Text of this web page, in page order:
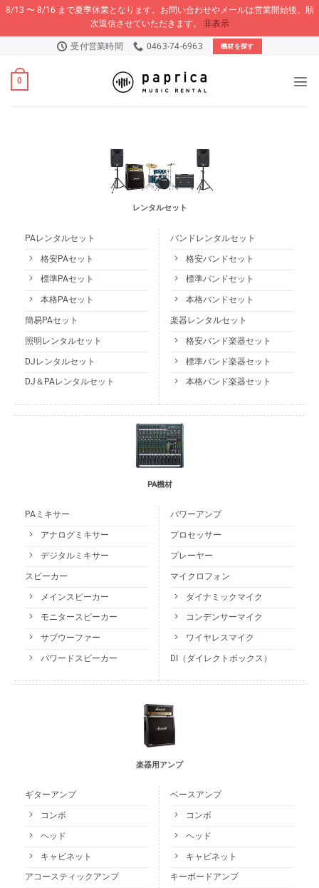
8/13 〜 8/16 まで夏季休業となります。お問い合わせやメールは営業開始後、順
次返信させていただきます。 非表示
content
受付営業時間 0463-74-6963 機材を探す
0
レンタルセット
PAレンタルセット
格安PAセット
標準PAセット
本格PAセット
簡易PAセット
照明レンタルセット
DJレンタルセット
DJ＆PAレンタルセット
バンドレンタルセット
格安バンドセット
標準バンドセット
本格バンドセット
楽器レンタルセット
格安バンド楽器セット
標準バンド楽器セット
本格バンド楽器セット
PA機材
PAミキサー
アナログミキサー
デジタルミキサー
スピーカー
メインスピーカー
モニタースピーカー
サブウーファー
パワードスピーカー
パワーアンプ
プロセッサー
プレーヤー
マイクロフォン
ダイナミックマイク
コンデンサーマイク
ワイヤレスマイク
DI（ダイレクトボックス）
楽器用アンプ
ギターアンプ
コンボ
ヘッド
キャビネット
アコースティックアンプ
ベースアンプ
コンボ
ヘッド
キャビネット
キーボードアンプ